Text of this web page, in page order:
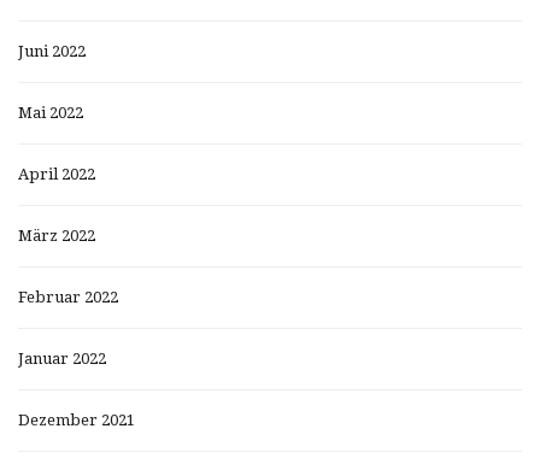
Juni 2022
Mai 2022
April 2022
März 2022
Februar 2022
Januar 2022
Dezember 2021